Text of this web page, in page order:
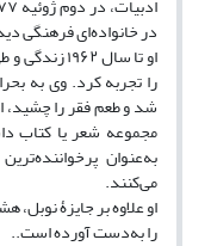
در خانواده‌ای فرهنگی
را تجربه کرد. وی به
مجموعه شعر یا کتاب
می‌کنند.
او علاوه بر جایزۀ نوبل،
را به‌دست آورده است..